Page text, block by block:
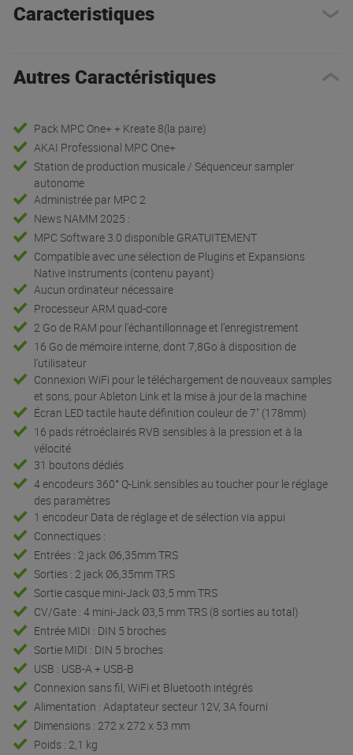
Caracteristiques
Autres Caractéristiques
Pack MPC One+ + Kreate 8(la paire)
AKAI Professional MPC One+
Station de production musicale / Séquenceur sampler
autonome
Administrée par MPC 2
News NAMM 2025 :
MPC Software 3.0 disponible GRATUITEMENT
Compatible avec une sélection de Plugins et Expansions
Native Instruments (contenu payant)
Aucun ordinateur nécessaire
Processeur ARM quad-core
2 Go de RAM pour l’échantillonnage et l’enregistrement
16 Go de mémoire interne, dont 7,8Go à disposition de
l’utilisateur
Connexion WiFi pour le téléchargement de nouveaux samples
et sons, pour Ableton Link et la mise à jour de la machine
Écran LED tactile haute définition couleur de 7" (178mm)
16 pads rétroéclairés RVB sensibles à la pression et à la
vélocité
31 boutons dédiés
4 encodeurs 360° Q-Link sensibles au toucher pour le réglage
des paramètres
1 encodeur Data de réglage et de sélection via appui
Connectiques :
Entrées : 2 jack Ø6,35mm TRS
Sorties : 2 jack Ø6,35mm TRS
Sortie casque mini-Jack Ø3,5 mm TRS
CV/Gate : 4 mini-Jack Ø3,5 mm TRS (8 sorties au total)
Entrée MIDI : DIN 5 broches
Sortie MIDI : DIN 5 broches
USB : USB-A + USB-B
Connexion sans fil, WiFi et Bluetooth intégrés
Alimentation : Adaptateur secteur 12V, 3A fourni
Dimensions : 272 x 272 x 53 mm
Poids : 2,1 kg